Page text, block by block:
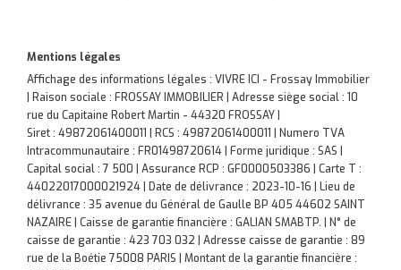
Mentions légales
Affichage des informations légales : VIVRE ICI - Frossay Immobilier
| Raison sociale : FROSSAY IMMOBILIER | Adresse siège social : 10
rue du Capitaine Robert Martin - 44320 FROSSAY |
Siret : 49872061400011 | RCS : 49872061400011 | Numero TVA
Intracommunautaire : FR01498720614 | Forme juridique : SAS |
Capital social : 7 500 | Assurance RCP : GF0000503386 | Carte T :
44022017000021924 | Date de délivrance : 2023-10-16 | Lieu de
délivrance : 35 avenue du Général de Gaulle BP 405 44602 SAINT
NAZAIRE | Caisse de garantie financière : GALIAN SMABTP. | N° de
caisse de garantie : 423 703 032 | Adresse caisse de garantie : 89
rue de la Boétie 75008 PARIS | Montant de la garantie financière :